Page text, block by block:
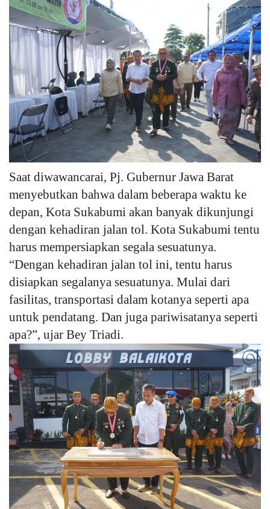
Saat diwawancarai, Pj. Gubernur Jawa Barat
menyebutkan bahwa dalam beberapa waktu ke
depan, Kota Sukabumi akan banyak dikunjungi
dengan kehadiran jalan tol. Kota Sukabumi tentu
harus mempersiapkan segala sesuatunya.
“Dengan kehadiran jalan tol ini, tentu harus
disiapkan segalanya sesuatunya. Mulai dari
fasilitas, transportasi dalam kotanya seperti apa
untuk pendatang. Dan juga pariwisatanya seperti
apa?”, ujar Bey Triadi.